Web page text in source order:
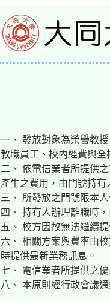
一、 發放對象為榮譽教
教職員工、校內經費與全
二、 依電信業者所提供
產生之費用，由門號持有
三、 所發放之門號限本
四、 持有人辦理離職時
五、 校方因故無法繼續
六、 相關方案與費率由
時提供最新業務訊息。
七、 電信業者所提供之
八、 本原則經行政會議